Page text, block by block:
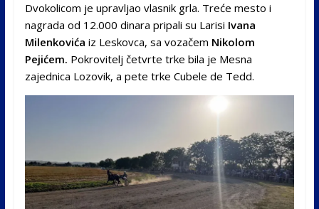
Dvokolicom je upravljao vlasnik grla. Treće mesto i
nagrada od 12.000 dinara pripali su Larisi Ivana
Milenkovića iz Leskovca, sa vozačem Nikolom
Pejićem. Pokrovitelj četvrte trke bila je Mesna
zajednica Lozovik, a pete trke Cubele de Tedd.